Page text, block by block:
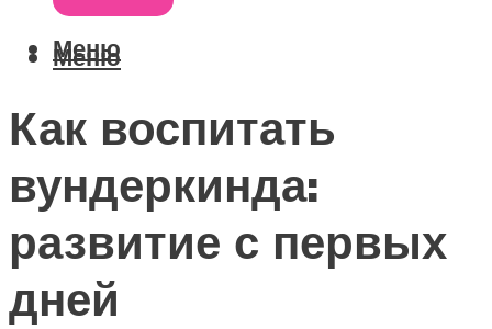
Меню
Меню
Как воспитать
вундеркинда:
развитие с первых
дней